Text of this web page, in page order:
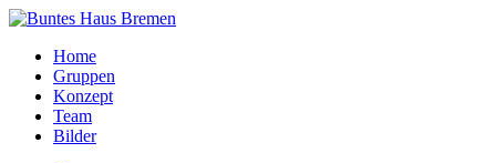
Home
Gruppen
Konzept
Team
Bilder